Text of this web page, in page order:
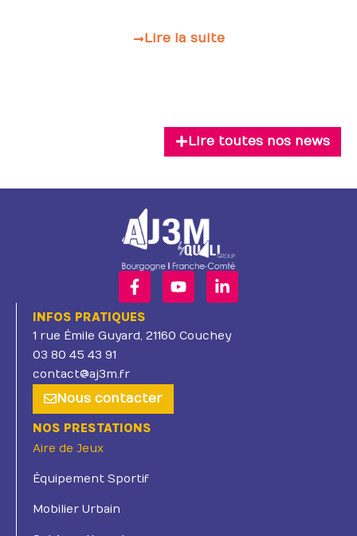
Lire la suite
Lire toutes nos news
INFOS PRATIQUES
1 rue Émile Guyard, 21160 Couchey
03 80 45 43 91
contact@aj3m.fr
Nous contacter
NOS PRESTATIONS
Aire de Jeux
Équipement Sportif
Mobilier Urbain